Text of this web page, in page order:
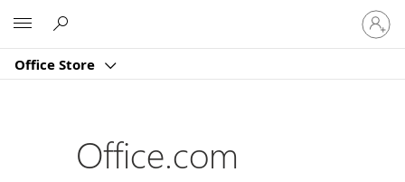
Office Store
Meld
je
aan
je
Office.com